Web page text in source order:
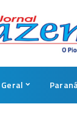
Geral